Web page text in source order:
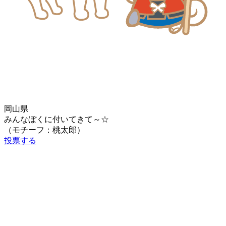
岡山県
みんなぼくに付いてきて～☆
（モチーフ：桃太郎）
投票する